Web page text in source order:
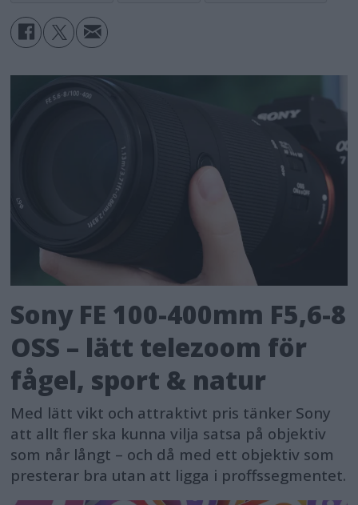
Sony FE 100-400mm F5,6-8
OSS – lätt telezoom för
fågel, sport & natur
Med lätt vikt och attraktivt pris tänker Sony
att allt fler ska kunna vilja satsa på objektiv
som når långt – och då med ett objektiv som
presterar bra utan att ligga i proffssegmentet.